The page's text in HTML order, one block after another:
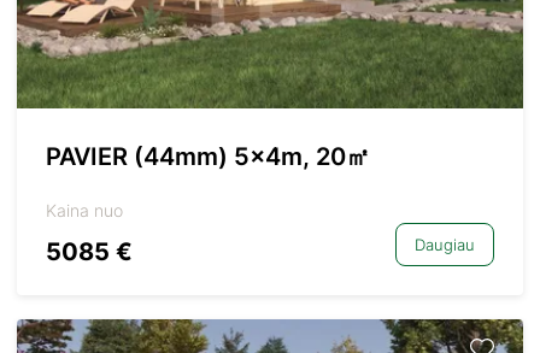
PAVIER (44mm) 5x4m, 20㎡
Kaina nuo
5085 € Daugiau